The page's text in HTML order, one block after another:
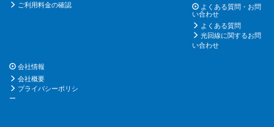
ご利用料金の確認
よくある質問・お問
い合わせ
よくある質問
光回線に関するお問
い合わせ
会社情報
会社概要
プライバシーポリシ
ー